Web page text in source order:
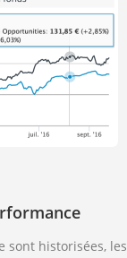
sont historisées, les